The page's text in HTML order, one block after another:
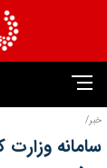
خبر/
سامانه